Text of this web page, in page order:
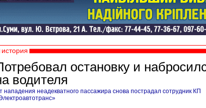
история
остановку и
водителя
нападения неадекватного пассажира снова пострадал сотрудник КП